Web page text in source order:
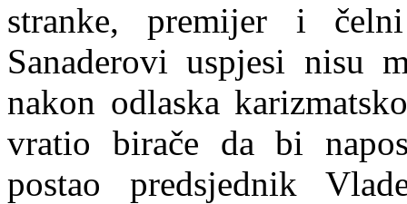
stranke, premijer i
Sanaderovi uspjesi nisu
nakon odlaska
vratio birače da bi
postao predsjednik